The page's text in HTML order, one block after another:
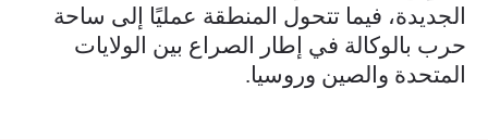
الجديدة، فيما تتحول المنطقة عمليًا إلى ساحة
حرب بالوكالة في إطار الصراع بين الولايات
المتحدة والصين وروسيا.